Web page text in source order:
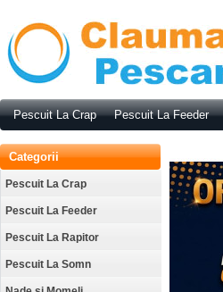
Pescuit La Crap Pescuit La Feeder
Categorii
Pescuit La Crap
Pescuit La Feeder
Pescuit La Rapitor
Pescuit La Somn